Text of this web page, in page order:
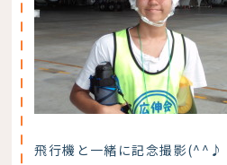
飛行機と一緒に記念撮影(^^♪